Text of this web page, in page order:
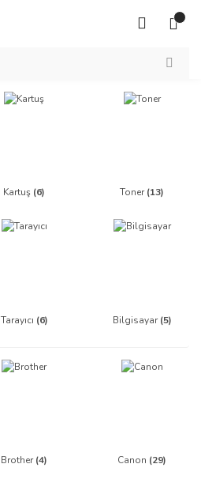
Kartuş (6) Toner(13)
Tarayıcı (6) Bilgisayar(5)
Brother(4) Canon (29)